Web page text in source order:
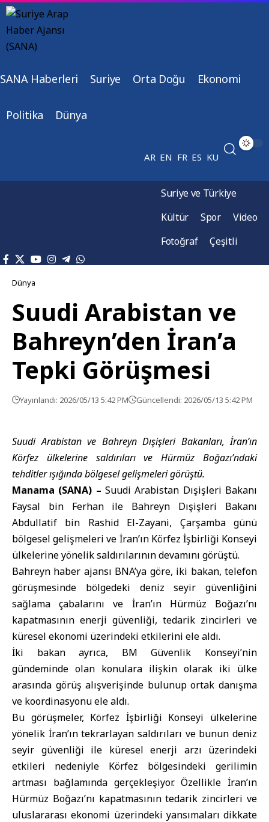
SANA Haberleri Suriye Orta Doğu Ekonomi
Politika Dünya
AR EN FR ES KU
Suriye ve Türkiye
Kültür
Spor
Video
Fotoğraf
Çeşitli
Dünya
Suudi Arabistan ve
Bahreyn’den İran’a
Tepki Görüşmesi
Yayınlandı: 2026/05/13 5:42 PM Güncellendi: 2026/05/13 5:42 PM
Suudi Arabistan ve Bahreyn Dışişleri Bakanları, İran’ın
Körfez ülkelerine saldırıları ve Hürmüz Boğazı’ndaki
tehditler ışığında bölgesel gelişmeleri görüştü.
Manama (SANA) – Suudi Arabistan Dışişleri Bakanı
Faysal bin Ferhan ile Bahreyn Dışişleri Bakanı
Abdullatif bin Rashid El-Zayani, Çarşamba günü
bölgesel gelişmeleri ve İran’ın Körfez İşbirliği Konseyi
ülkelerine yönelik saldırılarının devamını görüştü.
Bahreyn haber ajansı BNA’ya göre, iki bakan, telefon
görüşmesinde bölgedeki deniz seyir güvenliğini
sağlama çabalarını ve İran’ın Hürmüz Boğazı’nı
kapatmasının enerji güvenliği, tedarik zincirleri ve
küresel ekonomi üzerindeki etkilerini ele aldı.
İki bakan ayrıca, BM Güvenlik Konseyi’nin
gündeminde olan konulara ilişkin olarak iki ülke
arasında görüş alışverişinde bulunup ortak danışma
ve koordinasyonu ele aldı.
Bu görüşmeler, Körfez İşbirliği Konseyi ülkelerine
yönelik İran’ın tekrarlayan saldırıları ve bunun deniz
seyir güvenliği ile küresel enerji arzı üzerindeki
etkileri nedeniyle Körfez bölgesindeki gerilimin
artması bağlamında gerçekleşiyor. Özellikle İran’ın
Hürmüz Boğazı’nı kapatmasının tedarik zincirleri ve
uluslararası ekonomi üzerindeki yansımaları dikkate